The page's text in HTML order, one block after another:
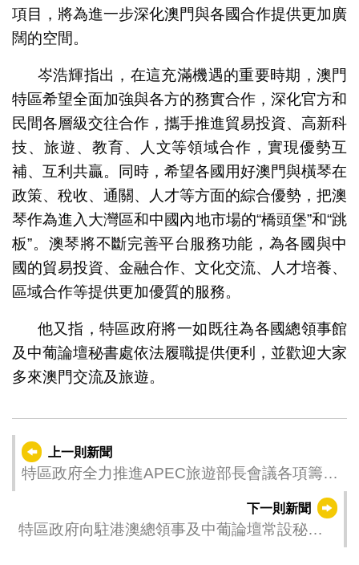
項目，將為進一步深化澳門與各國合作提供更加廣
闊的空間。
岑浩輝指出，在這充滿機遇的重要時期，澳門
特區希望全面加強與各方的務實合作，深化官方和
民間各層級交往合作，攜手推進貿易投資、高新科
技、旅遊、教育、人文等領域合作，實現優勢互
補、互利共贏。同時，希望各國用好澳門與橫琴在
政策、稅收、通關、人才等方面的綜合優勢，把澳
琴作為進入大灣區和中國內地市場的“橋頭堡”和“跳
板”。澳琴將不斷完善平台服務功能，為各國與中
國的貿易投資、金融合作、文化交流、人才培養、
區域合作等提供更加優質的服務。
他又指，特區政府將一如既往為各國總領事館
及中葡論壇秘書處依法履職提供便利，並歡迎大家
多來澳門交流及旅遊。
上一則新聞
特區政府全力推進APEC旅遊部長會議各項籌備
下一則新聞
特區政府向駐港澳總領事及中葡論壇常設秘書